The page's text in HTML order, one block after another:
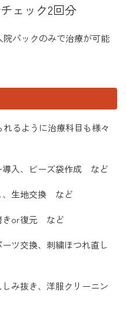
ェック2回分
パックのみで治療が可能
るように治療科目も様々
入、ビーズ袋作成 など
、生地交換 など
きor復元 など
ツ交換、刺繍ほつれ直し
み抜き、洋服クリーニン